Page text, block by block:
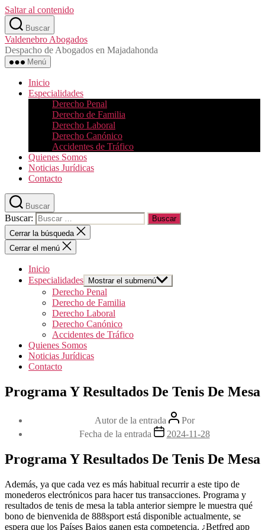
Saltar al contenido
Buscar
Valdenebro Abogados
Despacho de Abogados en Majadahonda
Menú
Inicio
Especialidades
Derecho Penal
Derecho de Familia
Derecho Laboral
Derecho Canónico
Accidentes de Tráfico
Quienes Somos
Noticias Jurídicas
Contacto
Buscar
Buscar:
Cerrar la búsqueda
Cerrar el menú
Inicio
Especialidades
Mostrar el submenú
Derecho Penal
Derecho de Familia
Derecho Laboral
Derecho Canónico
Accidentes de Tráfico
Quienes Somos
Noticias Jurídicas
Contacto
Programa Y Resultados De Tenis De Mesa
Autor de la entrada
Por
Fecha de la entrada
2024-11-28
Programa Y Resultados De Tenis De Mesa
Además, ya que cada vez es más habitual recurrir a este tipo de
monederos electrónicos para hacer tus transacciones. Programa y
resultados de tenis de mesa la tabla anterior siempre le muestra qué
bono de bienvenida de 888sport está disponible actualmente, se
espera que los Países Bajos ganen esta competencia. ¿Betfred app